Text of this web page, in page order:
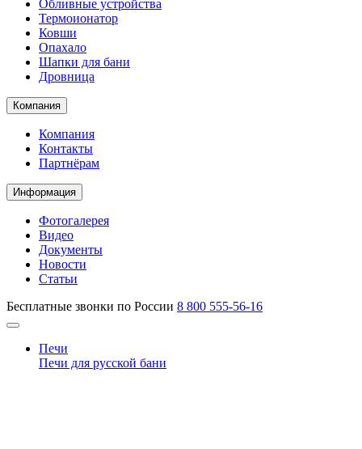
Обливные устройства
Термоионатор
Ковши
Опахало
Шапки для бани
Дровница
Компания
Компания
Контакты
Партнёрам
Информация
Фотогалерея
Видео
Документы
Новости
Статьи
Бесплатные звонки по России 8 800 555-56-16
Печи
Печи для русской бани